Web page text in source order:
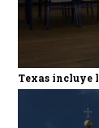
Texas incluye